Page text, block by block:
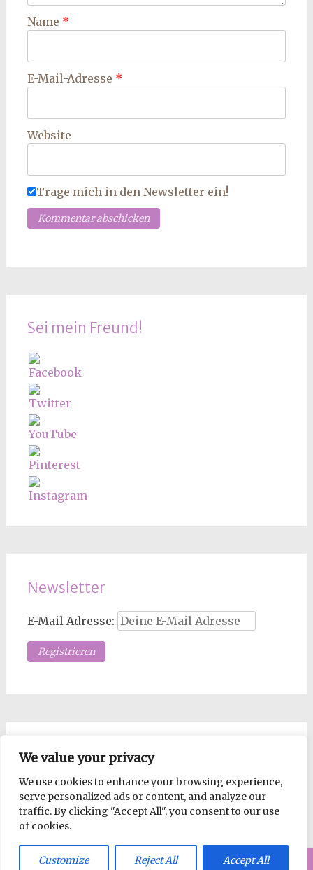
We value your privacy
We use cookies to enhance your browsing experience,
serve personalized ads or content, and analyze our
traffic. By clicking "Accept All", you consent to our use
of cookies.
Customize Reject All Accept All
Name *
E-Mail-Adresse *
Website
Trage mich in den Newsletter ein!
Sei mein Freund!
Newsletter
E-Mail Adresse:
Los Mopsdame, such!
Suche
nach: